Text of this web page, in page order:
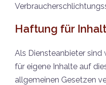
Haftung für
Als Diensteanbieter sind
für eigene Inhalte auf
allgemeinen Gesetzen